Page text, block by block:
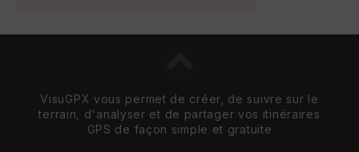
VisuGPX vous permet de créer, de suivre sur le
terrain, d'analyser et de partager vos itinéraires
GPS de façon simple et gratuite